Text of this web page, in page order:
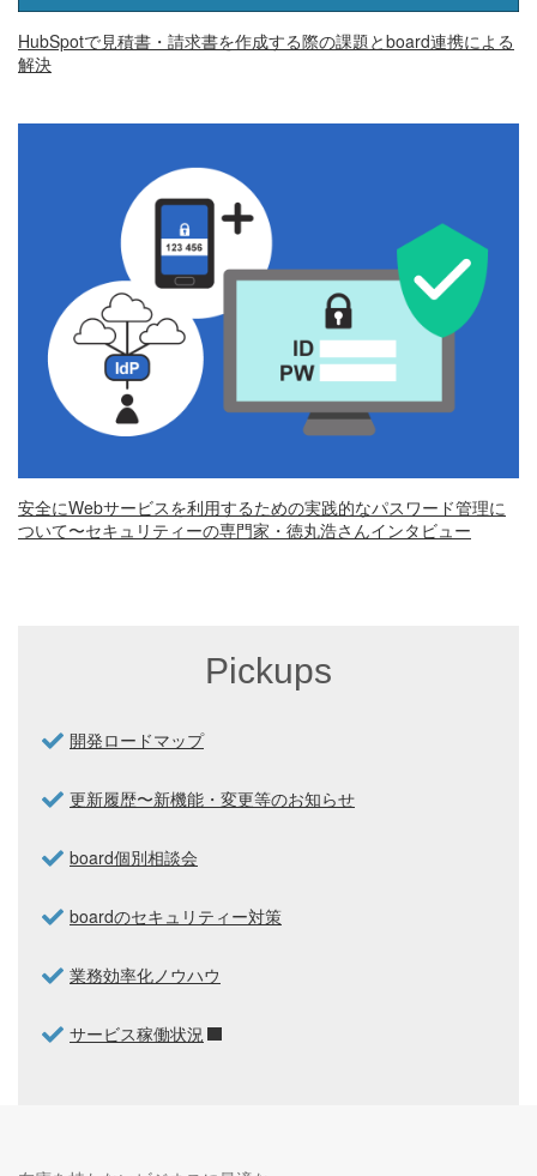
HubSpotで見積書・請求書を作成する際の課題とboard連携による
解決
安全にWebサービスを利用するための実践的なパスワード管理に
ついて〜セキュリティーの専門家・徳丸浩さんインタビュー
Pickups
開発ロードマップ
更新履歴〜新機能・変更等のお知らせ
board個別相談会
boardのセキュリティー対策
業務効率化ノウハウ
サービス稼働状況